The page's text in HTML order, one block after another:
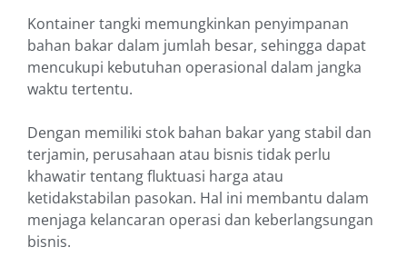
Kontainer tangki memungkinkan penyimpanan
bahan bakar dalam jumlah besar, sehingga dapat
mencukupi kebutuhan operasional dalam jangka
waktu tertentu.
Dengan memiliki stok bahan bakar yang stabil dan
terjamin, perusahaan atau bisnis tidak perlu
khawatir tentang fluktuasi harga atau
ketidakstabilan pasokan. Hal ini membantu dalam
menjaga kelancaran operasi dan keberlangsungan
bisnis.